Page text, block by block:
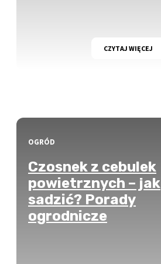
CZYTAJ WIĘCEJ
OGRÓD
Czosnek z cebulek
powietrznych – jak
sadzić? Porady
ogrodnicze